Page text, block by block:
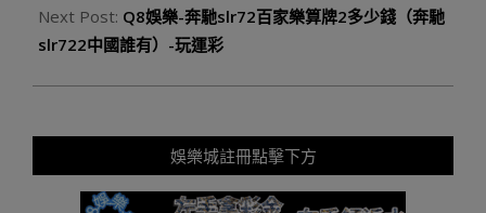
Next Post: Q8娛樂-奔馳slr72百家樂算牌2多少錢（奔馳
slr722中國誰有）-玩運彩
娛樂城註冊點擊下方